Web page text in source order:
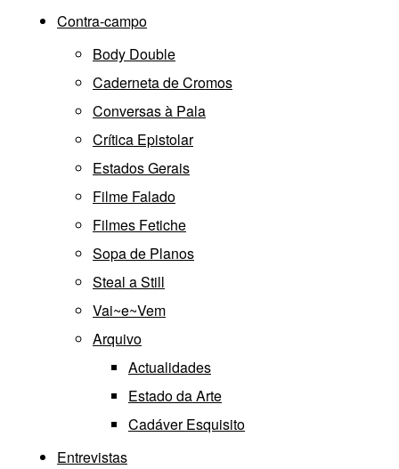
Contra-campo
Body Double
Caderneta de Cromos
Conversas à Pala
Crítica Epistolar
Estados Gerais
Filme Falado
Filmes Fetiche
Sopa de Planos
Steal a Still
Vai~e~Vem
Arquivo
Actualidades
Estado da Arte
Cadáver Esquisito
Entrevistas